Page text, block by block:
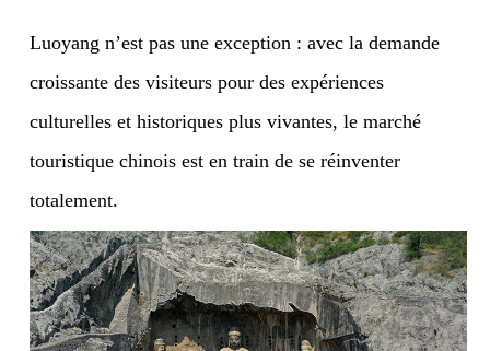
Luoyang n’est pas une exception : avec la demande
croissante des visiteurs pour des expériences
culturelles et historiques plus vivantes, le marché
touristique chinois est en train de se réinventer
totalement.